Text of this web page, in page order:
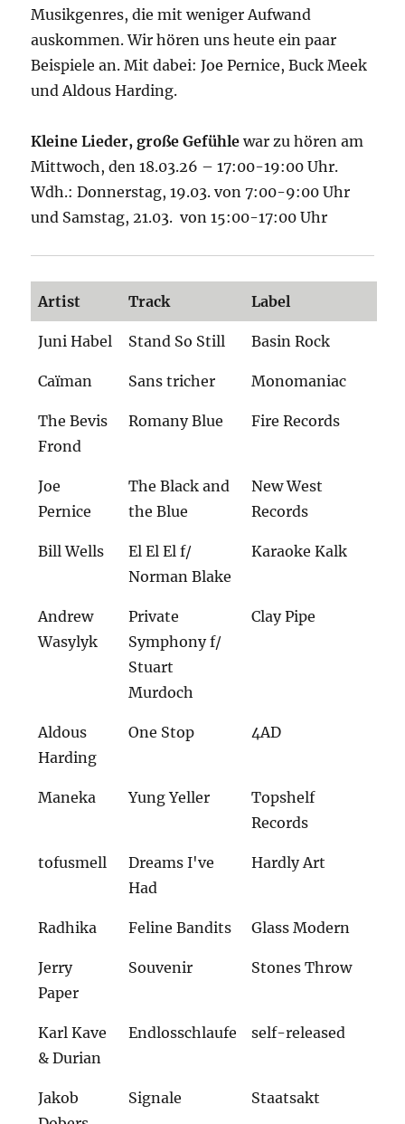
Musikgenres, die mit weniger Aufwand
auskommen. Wir hören uns heute ein paar
Beispiele an. Mit dabei: Joe Pernice, Buck Meek
und Aldous Harding.
Kleine Lieder, große Gefühle war zu hören am
Mittwoch, den 18.03.26 – 17:00-19:00 Uhr.
Wdh.: Donnerstag, 19.03. von 7:00-9:00 Uhr
und Samstag, 21.03. von 15:00-17:00 Uhr
Artist Track Label
Juni Habel Stand So Still Basin Rock
Caïman Sans tricher Monomaniac
The Bevis
Frond
Romany Blue Fire Records
Joe
Pernice
The Black and
the Blue
New West
Records
Bill Wells
El El El f/
Norman Blake
Karaoke Kalk
Andrew
Wasylyk
Private
Symphony f/
Stuart
Murdoch
Clay Pipe
Aldous
Harding
One Stop 4AD
Maneka Yung Yeller
Topshelf
Records
tofusmell
Dreams I've
Had
Hardly Art
Radhika Feline Bandits Glass Modern
Jerry
Paper
Souvenir Stones Throw
Karl Kave
& Durian
Endlosschlaufe self-released
Jakob
Signale Staatsakt